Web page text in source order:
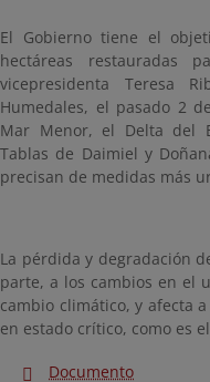
El Gobierno tiene el
hectáreas restauradas
vicepresidenta Teresa
Humedales, el pasado 2
Mar Menor, el Delta del
Tablas de Daimiel y
precisan de medidas más
La pérdida y degradación
parte, a los cambios en el
cambio climático, y afecta
en estado crítico, como es
Documento